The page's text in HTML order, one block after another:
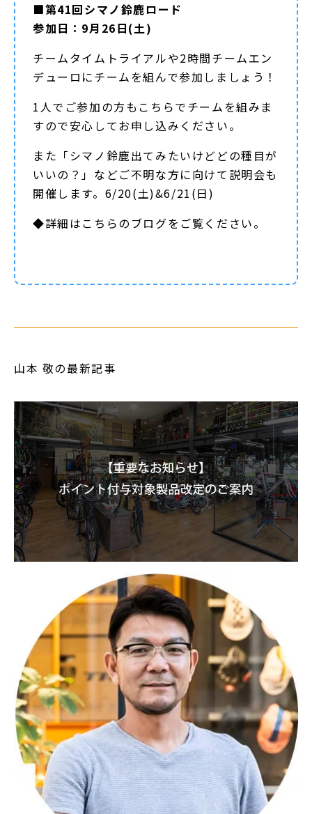
■第41回シマノ鈴鹿ロード
参加日：9月26日(土)
チームタイムトライアルや2時間チームエン
デューロにチームを組んで参加しましょう！
1人でご参加の方もこちらでチームを組みま
すので安心してお申し込みください。
また「シマノ鈴鹿出てみたいけどどの種目が
いいの？」などご不明な方に向けて説明会も
開催します。6/20(土)&6/21(日)
◆詳細はこちらのブログをご覧ください。
山本 敬の最新記事